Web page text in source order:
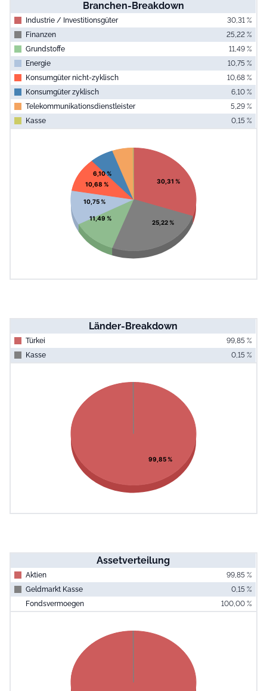
Branchen-Breakdown
Industrie / Investitionsgüter
30,31 %
Finanzen
25,22 %
Grundstoffe
11,49 %
Energie
10,75 %
Konsumgüter nicht-zyklisch
10,68 %
Konsumgüter zyklisch
6,10 %
Telekommunikationsdienstleister
5,29 %
Kasse
0,15 %
Pie chart with 8 slices.
View as data table, Chart
30,31 %
25,22 %
11,49 %
10,75 %
10,68 %
6,10 %
Länder-Breakdown
Türkei
99,85 %
Kasse
0,15 %
Pie chart with 2 slices.
View as data table, Chart
99,85 %
Assetverteilung
Aktien
99,85 %
Geldmarkt Kasse
0,15 %
Fondsvermoegen
100,00 %
Pie chart with 2 slices.
View as data table, Chart